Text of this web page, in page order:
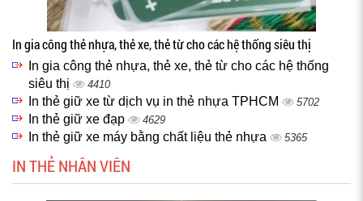
In gia công thẻ nhựa, thẻ xe, thẻ từ cho các hệ thống siêu thị
In gia công thẻ nhựa, thẻ xe, thẻ từ cho các hệ thống
siêu thị
4410
In thẻ giữ xe từ dịch vụ in thẻ nhựa TPHCM 5702
In thẻ giữ xe đạp 4629
In thẻ giữ xe máy bằng chất liệu thẻ nhựa 5365
IN THẺ NHÂN VIÊN